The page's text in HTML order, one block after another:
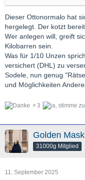
Dieser Ottonormalo hat
hergelegt. Der kotzt
Wer anlegen will, greift
Kilobarren sein.
Was für 1/10 Unzen
versichert (DHL) zu
Sodele, nun genug
und Möglichkeiten
3
Golden Mask
31000g Mitglied
11. September 2025